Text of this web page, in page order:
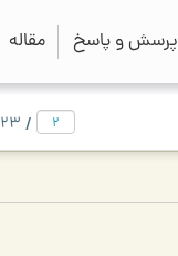
پرسش و پاسخ مقاله
search
/
23